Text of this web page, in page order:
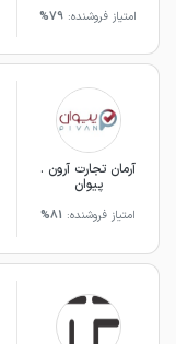
امتیاز فروشنده: 79%
آرمان تجارت آرون .
پیوان
امتیاز فروشنده: 81%